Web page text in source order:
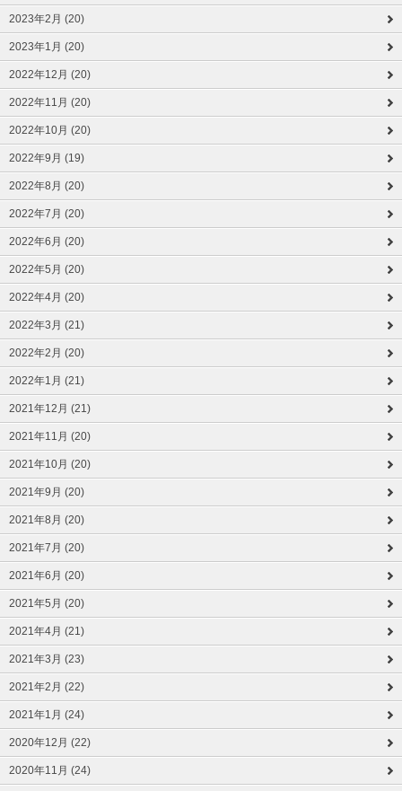
2023年2月 (20)
2023年1月 (20)
2022年12月 (20)
2022年11月 (20)
2022年10月 (20)
2022年9月 (19)
2022年8月 (20)
2022年7月 (20)
2022年6月 (20)
2022年5月 (20)
2022年4月 (20)
2022年3月 (21)
2022年2月 (20)
2022年1月 (21)
2021年12月 (21)
2021年11月 (20)
2021年10月 (20)
2021年9月 (20)
2021年8月 (20)
2021年7月 (20)
2021年6月 (20)
2021年5月 (20)
2021年4月 (21)
2021年3月 (23)
2021年2月 (22)
2021年1月 (24)
2020年12月 (22)
2020年11月 (24)